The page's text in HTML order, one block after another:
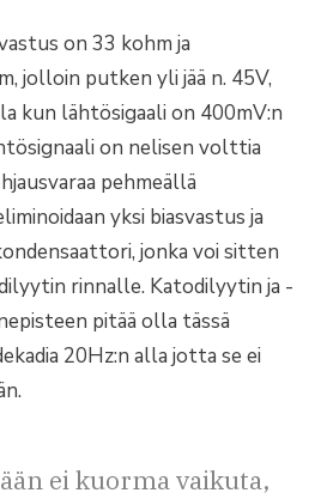
on 33 kohm ja
jolloin putken yli jää n. 45V,
kun lähtösigaali on 400mV:n
on nelisen volttia
pehmeällä
yksi biasvastus ja
jonka voi sitten
rinnalle. Katodilyytin ja -
pitää olla tässä
20Hz:n alla jotta se ei
ei kuorma vaikuta,